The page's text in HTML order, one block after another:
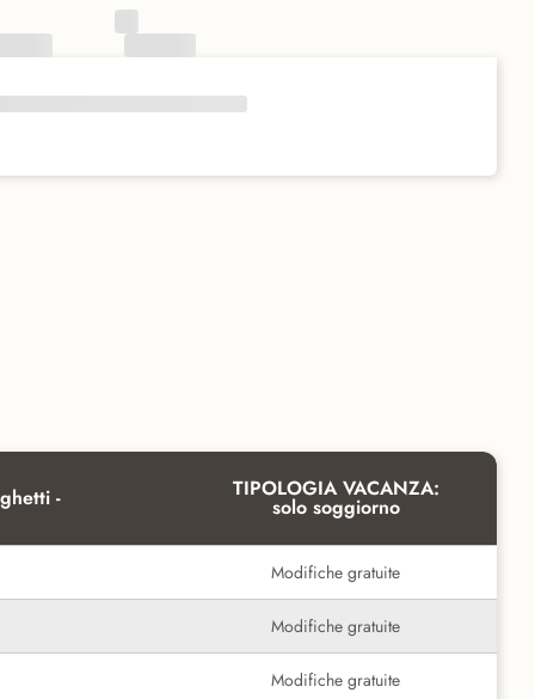
- TIPOLOGIA VACANZA:
solo soggiorno
Modifiche gratuite
Modifiche gratuite
Modifiche gratuite